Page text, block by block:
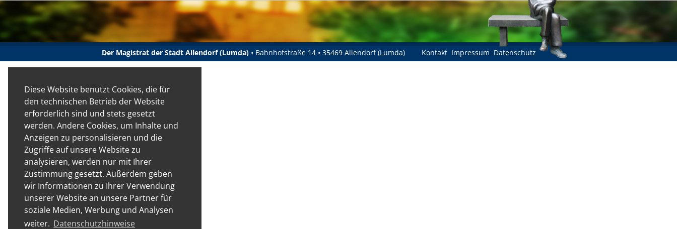
Diese Website benutzt Cookies, die für
den technischen Betrieb der Website
erforderlich sind und stets gesetzt
werden. Andere Cookies, um Inhalte und
Anzeigen zu personalisieren und die
Zugriffe auf unsere Website zu
analysieren, werden nur mit Ihrer
Zustimmung gesetzt. Außerdem geben
wir Informationen zu Ihrer Verwendung
unserer Website an unsere Partner für
soziale Medien, Werbung und Analysen
weiter. Datenschutzhinweise
Der Magistrat der Stadt Allendorf (Lumda) • Bahnhofstraße 14 • 35469 Allendorf (Lumda) Kontakt Impressum Datenschutz